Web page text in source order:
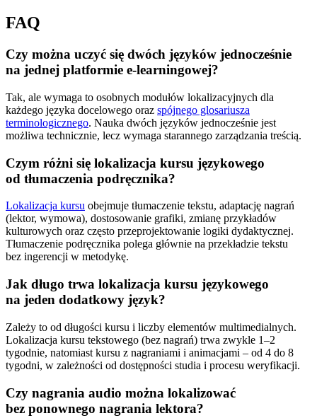
FAQ
Czy można uczyć się dwóch języków jednocześnie
na jednej platformie e-learningowej?
Tak, ale wymaga to osobnych modułów lokalizacyjnych dla
każdego języka docelowego oraz spójnego glosariusza
terminologicznego. Nauka dwóch języków jednocześnie jest
możliwa technicznie, lecz wymaga starannego zarządzania treścią.
Czym różni się lokalizacja kursu językowego
od tłumaczenia podręcznika?
Lokalizacja kursu obejmuje tłumaczenie tekstu, adaptację nagrań
(lektor, wymowa), dostosowanie grafiki, zmianę przykładów
kulturowych oraz często przeprojektowanie logiki dydaktycznej.
Tłumaczenie podręcznika polega głównie na przekładzie tekstu
bez ingerencji w metodykę.
Jak długo trwa lokalizacja kursu językowego
na jeden dodatkowy język?
Zależy to od długości kursu i liczby elementów multimedialnych.
Lokalizacja kursu tekstowego (bez nagrań) trwa zwykle 1–2
tygodnie, natomiast kursu z nagraniami i animacjami – od 4 do 8
tygodni, w zależności od dostępności studia i procesu weryfikacji.
Czy nagrania audio można lokalizować
bez ponownego nagrania lektora?